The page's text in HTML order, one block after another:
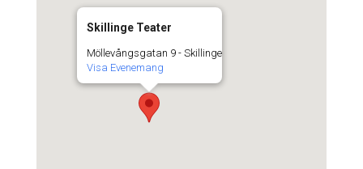
Skillinge Teater
Möllevångsgatan 9 - Skillinge
Visa Evenemang